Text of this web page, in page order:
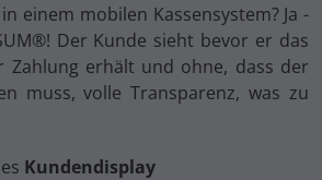
einem mobilen Kassensystem? Ja -
Der Kunde sieht bevor er das
Zahlung erhält und ohne, dass der
muss, volle Transparenz, was zu
Kundendisplay